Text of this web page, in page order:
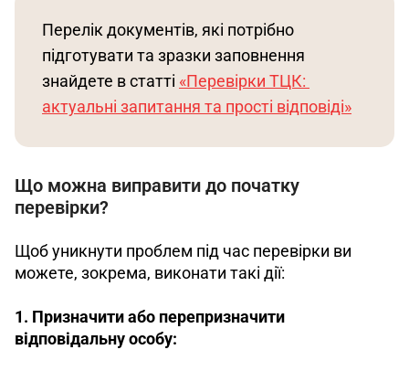
Перелік документів, які потрібно
підготувати та зразки заповнення
знайдете в статті «Перевірки ТЦК:
актуальні запитання та прості відповіді»
Що можна виправити до початку
перевірки?
Щоб уникнути проблем під час перевірки ви
можете, зокрема, виконати такі дії:
1. Призначити або перепризначити
відповідальну особу: